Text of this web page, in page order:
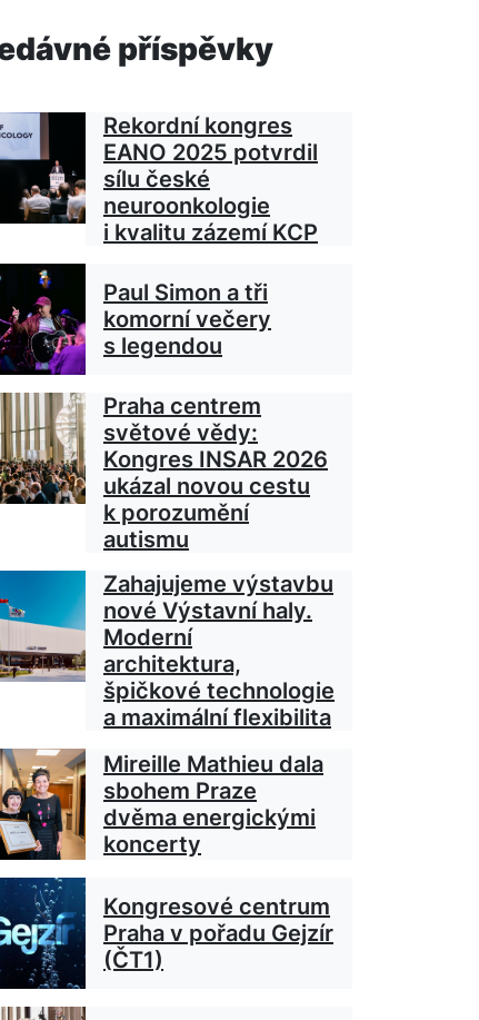
příspěvky
Rekordní kongres
EANO 2025 potvrdil
sílu české
neuroonkologie
i kvalitu zázemí KCP
Paul Simon a tři
komorní večery
s legendou
Praha centrem
světové vědy:
Kongres INSAR 2026
ukázal novou cestu
k porozumění
autismu
Zahajujeme výstavbu
nové Výstavní haly.
Moderní
architektura,
špičkové technologie
a maximální flexibilita
Mireille Mathieu dala
sbohem Praze
dvěma energickými
koncerty
Kongresové centrum
Praha v pořadu Gejzír
(ČT1)